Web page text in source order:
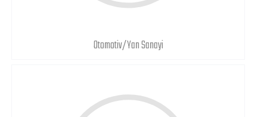
Otomotiv/Yan Sanayi